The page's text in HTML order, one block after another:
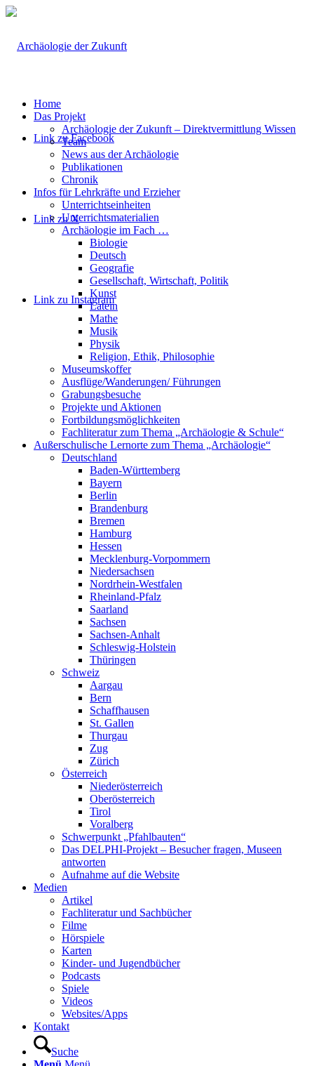
Link zu Facebook
Link zu X
Link zu Instagram
Home
Das Projekt
Archäologie der Zukunft – Direktvermittlung Wissen
Team
News aus der Archäologie
Publikationen
Chronik
Infos für Lehrkräfte und Erzieher
Unterrichtseinheiten
Unterrichtsmaterialien
Archäologie im Fach …
Biologie
Deutsch
Geografie
Gesellschaft, Wirtschaft, Politik
Kunst
Latein
Mathe
Musik
Physik
Religion, Ethik, Philosophie
Museumskoffer
Ausflüge/Wanderungen/ Führungen
Grabungsbesuche
Projekte und Aktionen
Fortbildungsmöglichkeiten
Fachliteratur zum Thema „Archäologie & Schule“
Außerschulische Lernorte zum Thema „Archäologie“
Deutschland
Baden-Württemberg
Bayern
Berlin
Brandenburg
Bremen
Hamburg
Hessen
Mecklenburg-Vorpommern
Niedersachsen
Nordrhein-Westfalen
Rheinland-Pfalz
Saarland
Sachsen
Sachsen-Anhalt
Schleswig-Holstein
Thüringen
Schweiz
Aargau
Bern
Schaffhausen
St. Gallen
Thurgau
Zug
Zürich
Österreich
Niederösterreich
Oberösterreich
Tirol
Voralberg
Schwerpunkt „Pfahlbauten“
Das DELPHI-Projekt – Besucher fragen, Museen
antworten
Aufnahme auf die Website
Medien
Artikel
Fachliteratur und Sachbücher
Filme
Hörspiele
Karten
Kinder- und Jugendbücher
Podcasts
Spiele
Videos
Websites/Apps
Kontakt
Suche